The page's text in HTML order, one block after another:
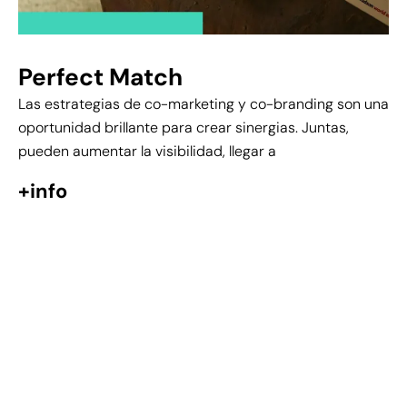
Perfect Match
Las estrategias de co-marketing y co-branding son una
oportunidad brillante para crear sinergias. Juntas,
pueden aumentar la visibilidad, llegar a
+info